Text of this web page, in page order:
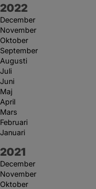
År:
2022
December
November
Oktober
September
Augusti
Juli
Juni
Maj
April
Mars
Februari
Januari
År:
2021
December
November
Oktober